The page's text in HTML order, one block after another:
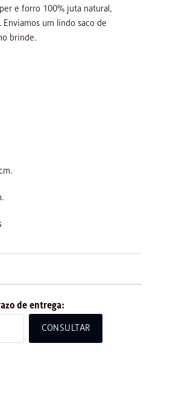
e forro 100% juta natural,
um lindo saco de
brinde.
de entrega:
CONSULTAR